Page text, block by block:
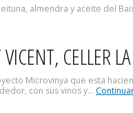
almendra y aceite del
CELLER
Microvinya que esta
con sus vinos y...